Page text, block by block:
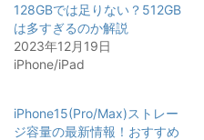
128GBでは足りない？512GB
は多すぎるのか解説
2023年12月19日
iPhone/iPad
iPhone15(Pro/Max)ストレー
ジ容量の最新情報！おすすめ